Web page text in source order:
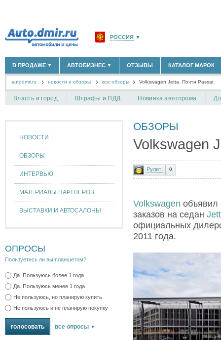
РОССИЯ ▼
САНКТ-ПЕТЕРБУРГ И ОБЛАСТЬ(14298)
КРАСНОДАРСКИЙ КРАЙ(5619)
КРЫМ РЕСПУБЛИКА(412)
СПИСОК ВСЕХ РЕГИОНОВ
В ПРОДАЖЕ ▼
НОВЫЕ АВТОМОБИЛИ(30122)
АВТОМОБИЛИ С ПРОБЕГОМ
АВТОБИЗНЕС ▼
ОФИЦИАЛЬНЫЕ ДИЛЕРЫ(1347)
ТАКСИ(278)
+ ДОБАВИТЬ КОМПАНИЮ
ОТЗЫВЫ КАТАЛОГ МАРОК
autodmir.ru новости и обзоры все обзоры Volkswagen Jetta. Почти Passat
Власть и город Штрафы и ПДД Новинка автопрома
НОВОСТИ
ОБЗОРЫ
ИНТЕРВЬЮ
МАТЕРИАЛЫ ПАРТНЕРОВ
ВЫСТАВКИ И АВТОСАЛОНЫ
ОПРОСЫ
Пользуетесь ли вы планшетом?
Да. Пользуюсь более 1 года
Да. Пользуюсь менее 1 года
Не пользуюсь, но планирую купить
Не пользуюсь и не планирую покупку
все опросы
ОБЗОРЫ
Volkswagen
Рулит! 0
Volkswagen объявил
заказов на седан
официальных
2011 года.